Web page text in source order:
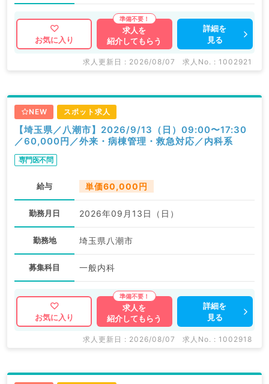
お気に入り
求人を
紹介してもらう
詳細を
見る
求人更新日 : 2026/08/07 求人No. : 1002921
NEW スポット求人
【埼玉県／八潮市】2026/9/13（日）09:00〜17:30
／60,000円／外来・病棟管理・救急対応／内科系
専門医不問
給与 単価60,000円
勤務月日 2026年09月13日（日）
勤務地 埼玉県八潮市
募集科目 一般内科
お気に入り
求人を
紹介してもらう
詳細を
見る
求人更新日 : 2026/08/07 求人No. : 1002918